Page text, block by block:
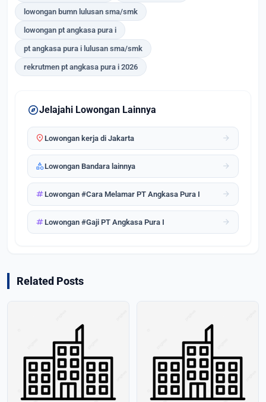
lowongan bumn lulusan sma/smk
lowongan pt angkasa pura i
pt angkasa pura i lulusan sma/smk
rekrutmen pt angkasa pura i 2026
exploreJelajahi Lowongan Lainnya
location_onLowongan kerja di Jakarta arrow_forward
categoryLowongan Bandara lainnya arrow_forward
tagLowongan #Cara Melamar PT Angkasa Pura I arrow_forward
tagLowongan #Gaji PT Angkasa Pura I arrow_forward
Related Posts